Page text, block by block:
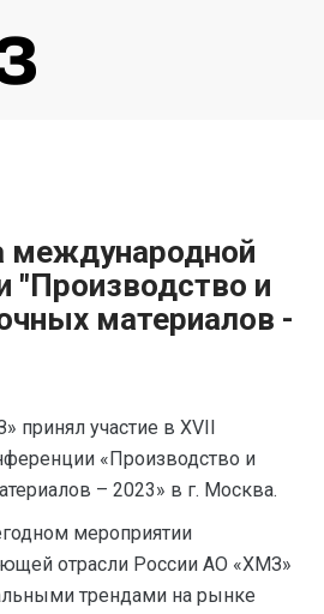
международной
"Производство и
материалов -
принял участие в XVII
«Производство и
– 2023» в г. Москва.
мероприятии
отрасли России АО «ХМЗ»
трендами на рынке